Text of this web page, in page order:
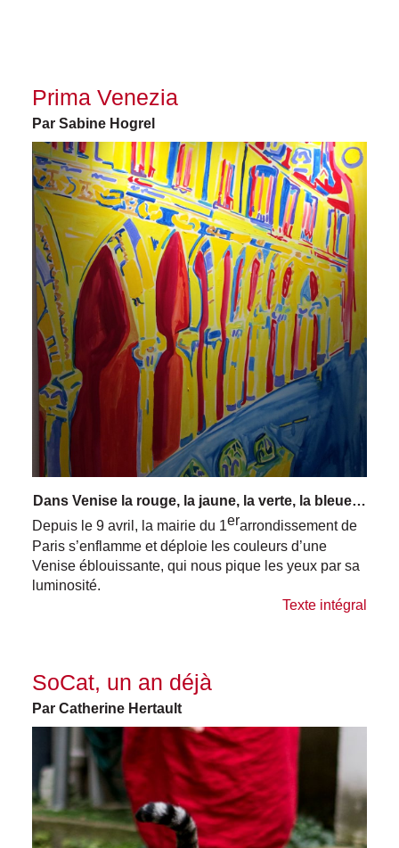
Prima Venezia
Par Sabine Hogrel
Dans Venise la rouge, la jaune, la verte, la bleue…
Depuis le 9 avril, la mairie du 1erarrondissement de
Paris s’enflamme et déploie les couleurs d’une
Venise éblouissante, qui nous pique les yeux par sa
luminosité.
Texte intégral
SoCat, un an déjà
Par Catherine Hertault